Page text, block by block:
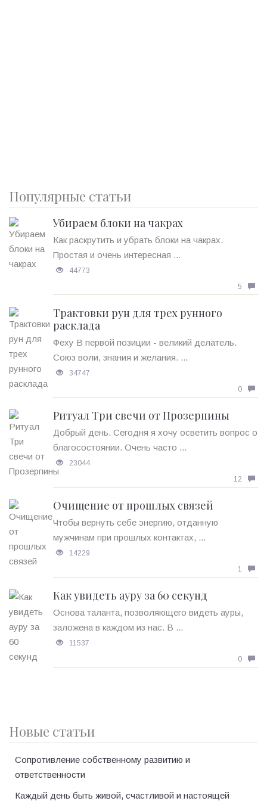
Популярные статьи
Убираем блоки на чакрах
Как раскрутить и убрать блоки на чакрах.
Простая и очень интересная ...
44773
5
Трактовки рун для трех рунного
расклада
Феху В первой позиции - великий делатель.
Союз воли, знания и желания. ...
34747
0
Ритуал Три свечи от Прозерпины
Добрый день. Сегодня я хочу осветить вопрос о
благосостоянии. Очень часто ...
23044
12
Очищение от прошлых связей
Чтобы вернуть себе энергию, отданную
мужчинам при прошлых контактах, ...
14229
1
Как увидеть ауру за 60 секунд
Основа таланта, позволяющего видеть ауры,
заложена в каждом из нас. В ...
11537
0
Новые статьи
Сопротивление собственному развитию и
ответственности
Каждый день быть живой, счастливой и настоящей